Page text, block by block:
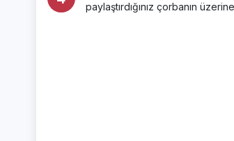
paylaştırdığınız çorbanın